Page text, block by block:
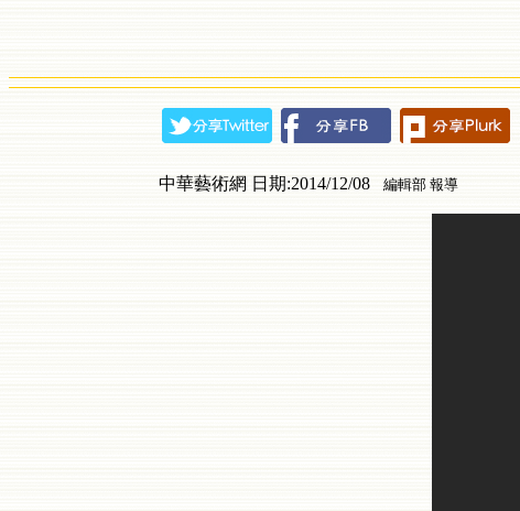
中華藝術網 日期:2014/12/08 編輯部 報導